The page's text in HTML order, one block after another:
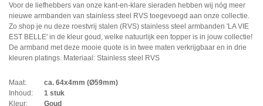
Voor de liefhebbers van onze kant-en-klare sieraden hebben wij nóg meer
nieuwe armbanden van stainless steel RVS toegevoegd aan onze collectie.
Zo shop je nu deze roestvrij stalen (RVS) stainless steel armbanden 'LA VIE
EST BELLE' in de kleur goud, welke natuurlijk een topper is in jouw collectie!
De armband met deze mooie quote is in twee maten verkrijgbaar en in drie
kleuren platings. Materiaal: Stainless steel RVS
Maat:
ca. 64x4mm (Ø59mm)
Inhoud:
1 stuk
Kleur:
Goud